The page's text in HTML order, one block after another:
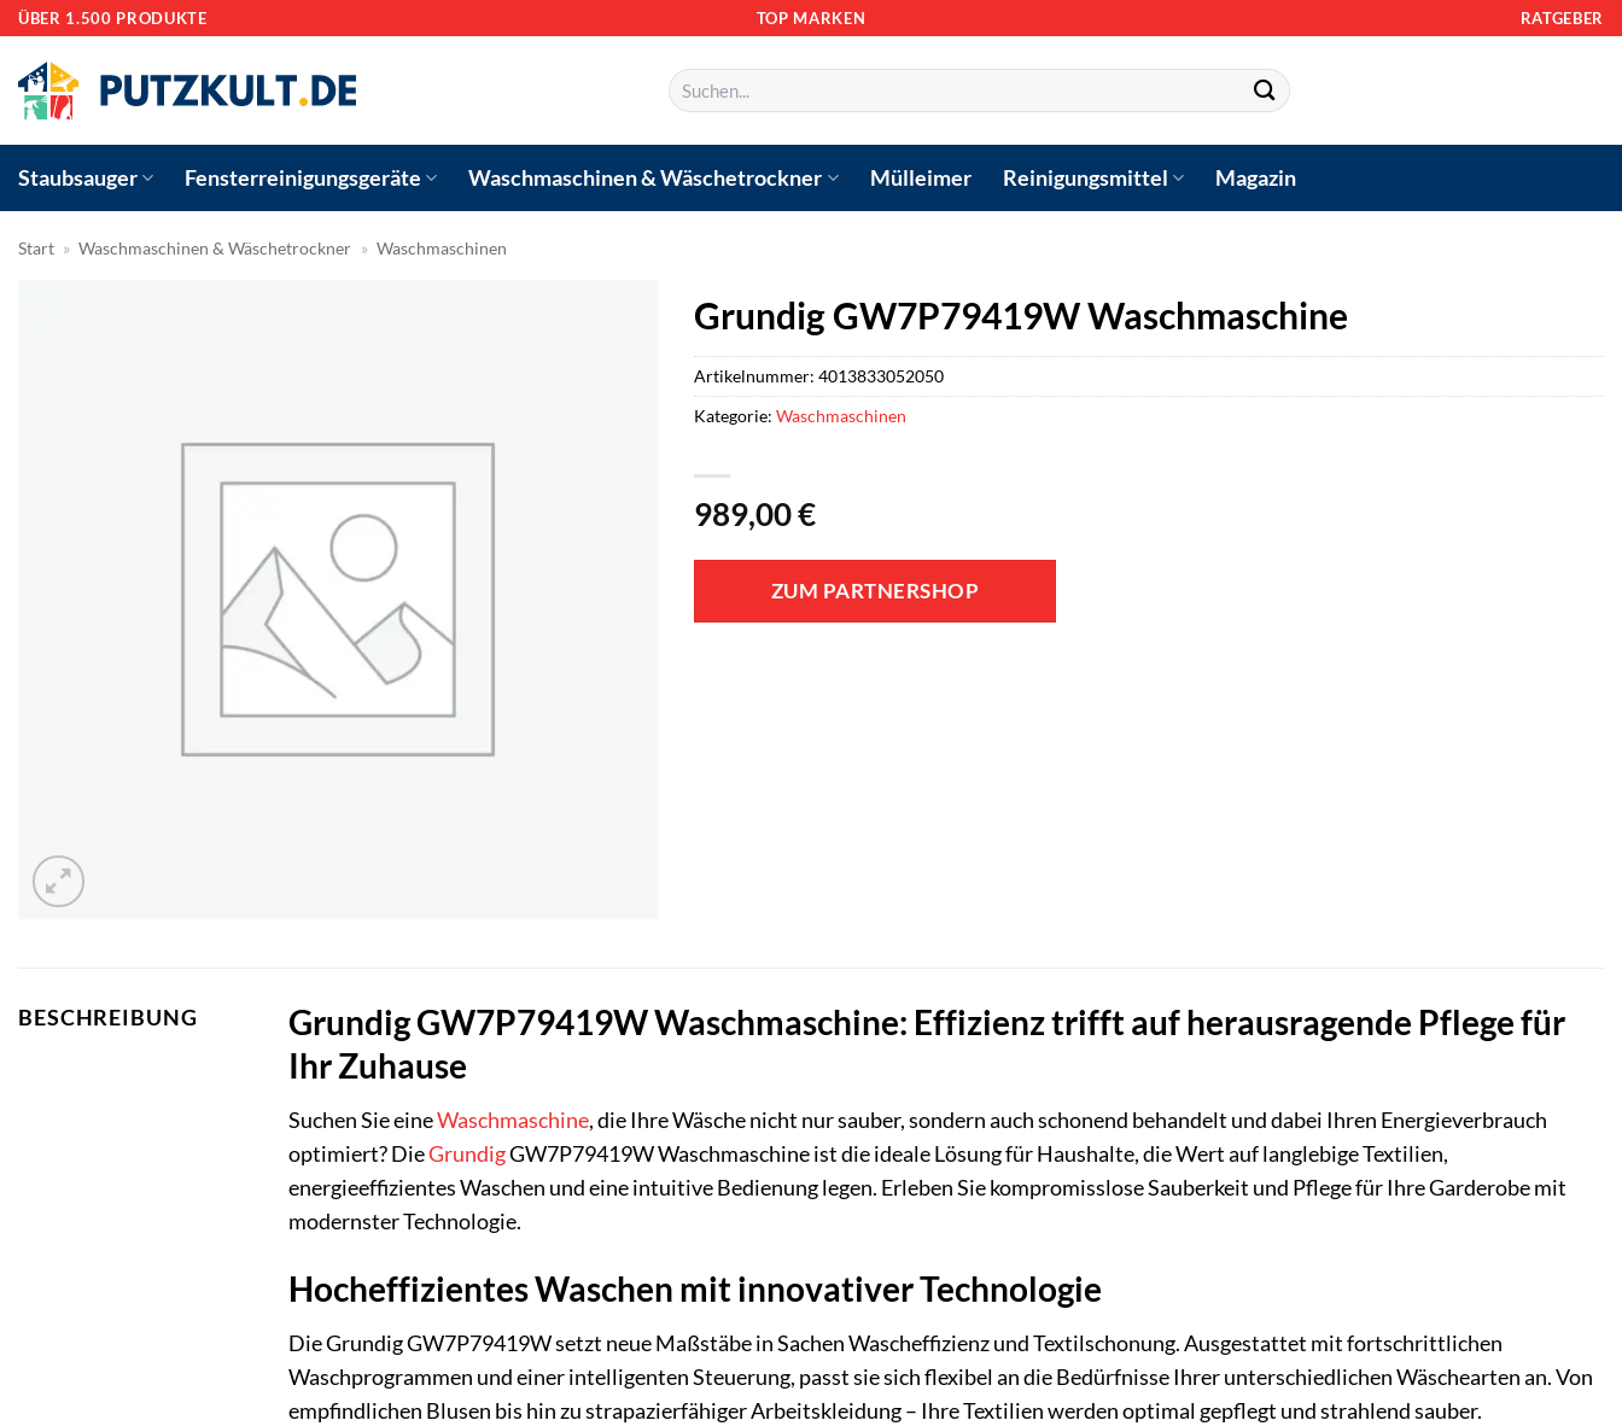
Zum
springen
ÜBER 1.500 PRODUKTE TOP MARKEN RATGEBER
Suchen
nach:
Staubsauger Fensterreinigungsgeräte Waschmaschinen & Wäschetrockner Mülleimer Reinigungsmittel Magazin
Start » Waschmaschinen & Wäschetrockner » Waschmaschinen
Grundig GW7P79419W Waschmaschine
989,00€
ZUM PARTNERSHOP
Artikelnummer: 4013833052050
Kategorie: Waschmaschinen
BESCHREIBUNG
Grundig GW7P79419W Waschmaschine: Effizienz trifft auf herausragende Pflege für
Ihr Zuhause
Suchen Sie eineWaschmaschine, die Ihre Wäsche nicht nur sauber, sondern auch schonend behandelt und dabei Ihren Energieverbrauch
optimiert? DieGrundigGW7P79419W Waschmaschine ist die ideale Lösung für Haushalte, die Wert auf langlebige Textilien,
energieeffizientes Waschen und eine intuitive Bedienung legen. Erleben Sie kompromisslose Sauberkeit und Pflege für Ihre Garderobe mit
modernster Technologie.
Hocheffizientes Waschen mit innovativer Technologie
Die Grundig GW7P79419W setzt neue Maßstäbe in Sachen Wascheffizienz und Textilschonung. Ausgestattet mit fortschrittlichen
Waschprogrammen und einer intelligenten Steuerung, passt sie sich flexibel an die Bedürfnisse Ihrer unterschiedlichen Wäschearten an. Von
empfindlichen Blusen bis hin zu strapazierfähiger Arbeitskleidung – Ihre Textilien werden optimal gepflegt und strahlend sauber.